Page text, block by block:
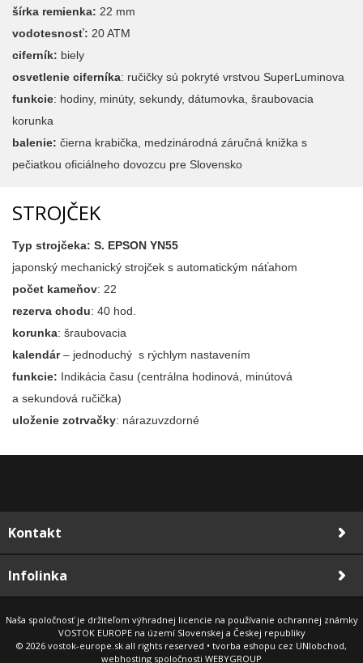
šírka remienka: 22 mm
vodotesnosť: 20 ATM
ciferník: biely
osvetlenie ciferníka: ručičky sú pokryté vrstvou SuperLuminova
funkcie: hodiny, minúty, sekundy, dátumovka, šraubovacia
korunka
balenie: čierna krabička, medzinárodná záručná knižka s
pečiatkou oficiálneho dovozcu pre Slovensko
STROJČEK
Typ strojčeka: S. EPSON YN55
japonský mechanický strojček s automatickým náťahom
počet kameňov: 22
rezerva chodu: 40 hod.
korunka: šraubovacia
kalendár– jednoduchý s rýchlym nastavením
funkcie: Indikácia času (centrálna hodinová, minútová
a sekundová ručička)
uloženie zotrvačky: nárazuvzdorné
Kontakt
Infolinka
Naša spoločnosť je držiteľom výhradnej licencie na používanie ochrannej známky
VOSTOK EUROPE na území Slovenskej a Českej republiky
© 2026 vostok-europe.sk all rights reserved • tvorba eshopu cez UNIobchod,
webhosting spoločnosti WEBYGROUP